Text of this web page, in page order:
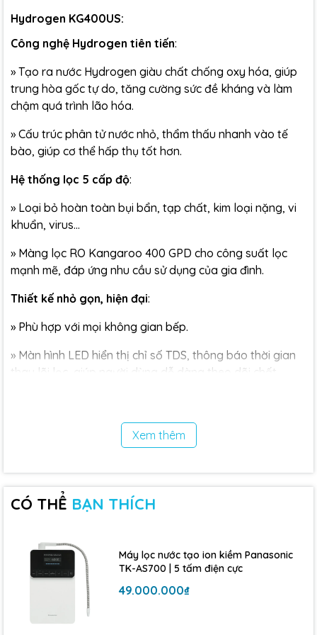
Hydrogen KG400US:
Công nghệ Hydrogen tiên tiến:
» Tạo ra nước Hydrogen giàu chất chống oxy hóa, giúp
trung hòa gốc tự do, tăng cường sức đề kháng và làm
chậm quá trình lão hóa.
» Cấu trúc phân tử nước nhỏ, thẩm thấu nhanh vào tế
bào, giúp cơ thể hấp thụ tốt hơn.
Hệ thống lọc 5 cấp độ:
» Loại bỏ hoàn toàn bụi bẩn, tạp chất, kim loại nặng, vi
khuẩn, virus...
» Màng lọc RO Kangaroo 400 GPD cho công suất lọc
mạnh mẽ, đáp ứng nhu cầu sử dụng của gia đình.
Thiết kế nhỏ gọn, hiện đại:
» Phù hợp với mọi không gian bếp.
» Màn hình LED hiển thị chỉ số TDS, thông báo thời gian
thay lõi lọc, giúp người dùng dễ dàng theo dõi chất
60 lít/giờ, đáp ứng nhu cầu sử dụng nước liên tục của
Lọc trực tiếp không bình chứa:
Đảm bảo nước luôn tươi mới.
Thông số kỹ thuật chính:
Model: KG400US
Xem thêm
CÓ THỂ BẠN THÍCH
Máy lọc nước tạo ion kiềm Panasonic
TK-AS700 | 5 tấm điện cực
49.000.000₫